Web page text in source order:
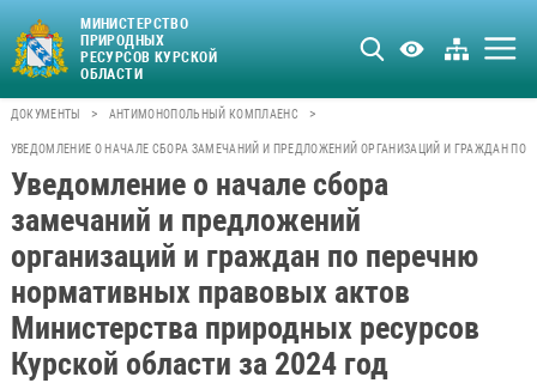
МИНИСТЕРСТВО
ПРИРОДНЫХ
РЕСУРСОВ КУРСКОЙ
ОБЛАСТИ
ДОКУМЕНТЫ > АНТИМОНОПОЛЬНЫЙ КОМПЛАЕНС >
УВЕДОМЛЕНИЕ О НАЧАЛЕ СБОРА ЗАМЕЧАНИЙ И ПРЕДЛОЖЕНИЙ ОРГАНИЗАЦИЙ И ГРАЖДАН
Уведомление о начале сбора
замечаний и предложений
организаций и граждан по перечню
нормативных правовых актов
Министерства природных ресурсов
Курской области за 2024 год